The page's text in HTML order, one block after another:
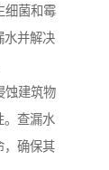
细菌和霉
水并解决
蚀建筑物
。查漏水
，确保其